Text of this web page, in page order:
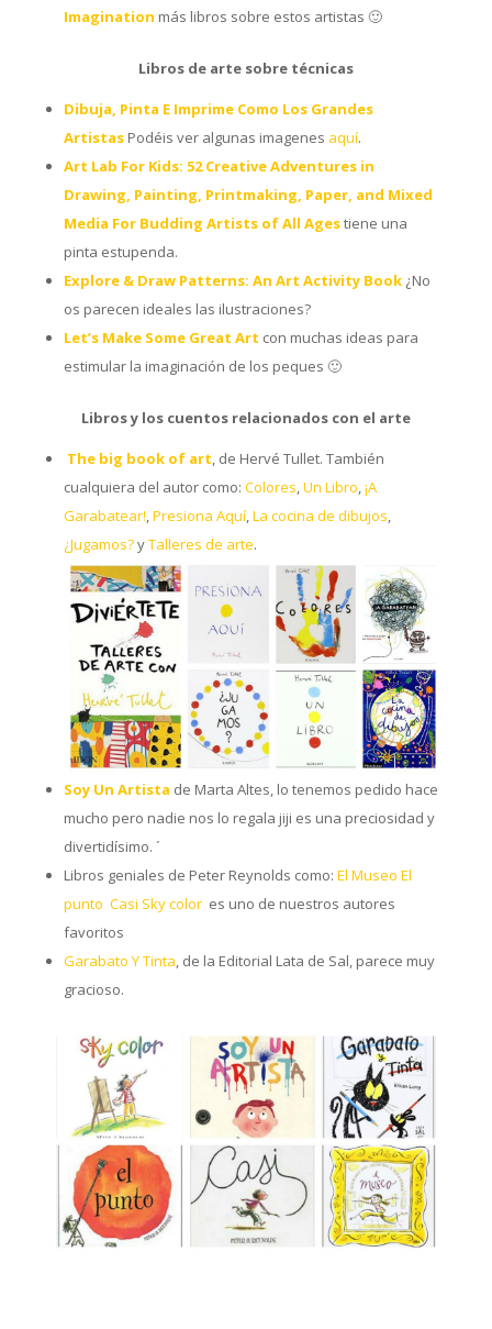
Imagination más libros sobre estos artistas 🙂
Libros de arte sobre técnicas
Dibuja, Pinta E Imprime Como Los Grandes
ArtistasPodéis ver algunas imagenes aquí.
Art Lab For Kids: 52 Creative Adventures in
Drawing, Painting, Printmaking, Paper, and Mixed
Media For Budding Artists of All Agestiene una
pinta estupenda.
Explore & Draw Patterns: An Art Activity Book ¿No
os parecen ideales las ilustraciones?
Let’s Make Some Great Art con muchas ideas para
estimular la imaginación de los peques 🙂
Libros y los cuentos relacionados con el arte
The big book of art, de Hervé Tullet. También
cualquiera del autor como: Colores,Un Libro,¡A
Garabatear!,Presiona Aquí,La cocina de dibujos,
¿Jugamos?yTalleres de arte.
Soy Un Artista de Marta Altes, lo tenemos pedido hace
mucho pero nadie nos lo regala jiji es una preciosidad y
divertidísimo. ´
Libros geniales de Peter Reynolds como: El Museo El
punto Casi Sky color es uno de nuestros autores
favoritos
Garabato Y Tinta, de la Editorial Lata de Sal, parece muy
gracioso.